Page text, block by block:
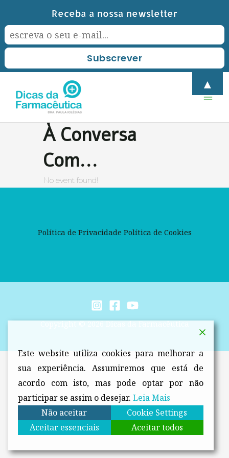
content
À Conversa
Com...
No event found!
Política de Privacidade Política de Cookies
Copyright © 2026 Dicas da Farmacêutica
Receba a nossa newsletter
▲
Este website utiliza cookies para melhorar a
sua experiência. Assumiremos que está de
acordo com isto, mas pode optar por não
participar se assim o desejar. Leia Mais
Não aceitar
Cookie Settings
Aceitar essenciais
Aceitar todos